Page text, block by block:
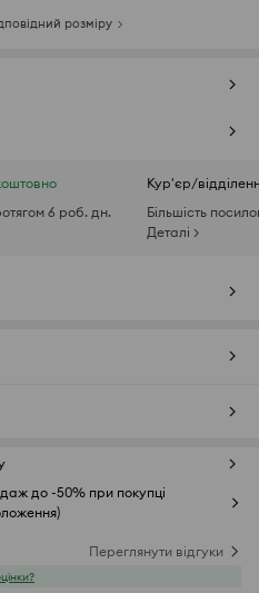
розміру
6 роб. дн.
Кур'єр/
Більшість
Деталі >
до -50% при покупці
Переглянути відгуки